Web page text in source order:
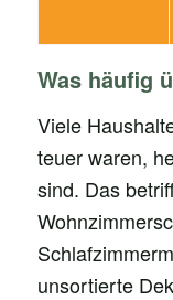
Was häufig
Viele
teuer waren,
sind. Das
unsortierte